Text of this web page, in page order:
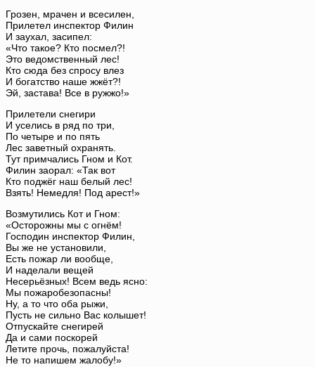
Грозен, мрачен и всесилен,
Прилетел инспектор Филин
И заухал, засипел:
«Что такое? Кто посмел?!
Это ведомственный лес!
Кто сюда без спросу влез
И богатство наше жжёт?!
Эй, застава! Все в ружжо!»
Прилетели снегири
И уселись в ряд по три,
По четыре и по пять
Лес заветный охранять.
Тут примчались Гном и Кот.
Филин заорал: «Так вот
Кто поджёг наш белый лес!
Взять! Немедля! Под арест!»
Возмутились Кот и Гном:
«Осторожны мы с огнём!
Господин инспектор Филин,
Вы же не установили,
Есть пожар ли вообще,
И наделали вещей
Несерьёзных! Всем ведь ясно:
Мы пожаробезопасны!
Ну, а то что оба рыжи,
Пусть не сильно Вас колышет!
Отпускайте снегирей
Да и сами поскорей
Летите прочь, пожалуйста!
Не то напишем жалобу!»